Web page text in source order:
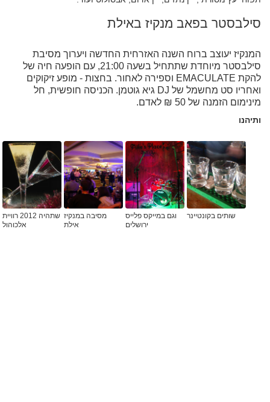
סילבסטר בפאב מנקיז באילת
המנקיז יעוצב ברוח השנה האזרחית החדשה ויערוך מסיבת
סילבסטר מיוחדת שתתחיל בשעה 21:00, עם הופעה חיה של
להקת EMACULATE וספירה לאחור. בחצות - מופע זיקוקים
ואחריו סט מחשמל של DJ גיא גוטמן. הכניסה חופשית, חל
מינימום הזמנה של 50 ₪ לאדם.
ותיהנו
שותים בקונטיינר
וגם במייקס פלייס
ירושלים
מסיבה במנקיז
אילת
שתהיה 2012 רוויית
אלכוהול